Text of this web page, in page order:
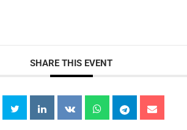
SHARE THIS EVENT